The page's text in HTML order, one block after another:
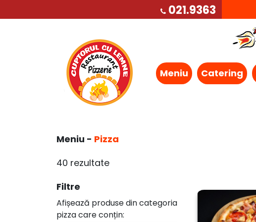
021.9363
Meniu Catering
Meniu - Pizza
40 rezultate
Filtre
Afișează produse din categoria
pizza care conțin: